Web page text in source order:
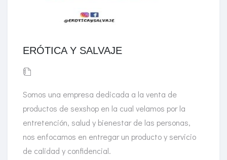
ERÓTICA Y SALVAJE
Somos una empresa dedicada a la venta de
productos de sexshop en la cual velamos por la
entretención, salud y bienestar de las personas,
nos enfocamos en entregar un producto y servicio
de calidad y confidencial.